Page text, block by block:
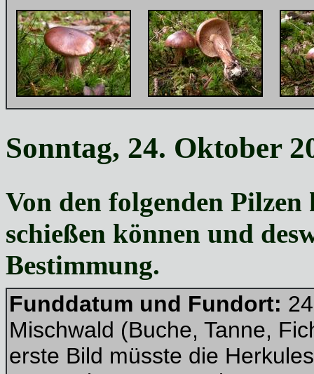
Sonntag, 24. Oktober
Von den folgenden Pilzen
schießen können und
Bestimmung.
Funddatum und Fundort:
Mischwald (Buche, Tanne,
erste Bild müsste die